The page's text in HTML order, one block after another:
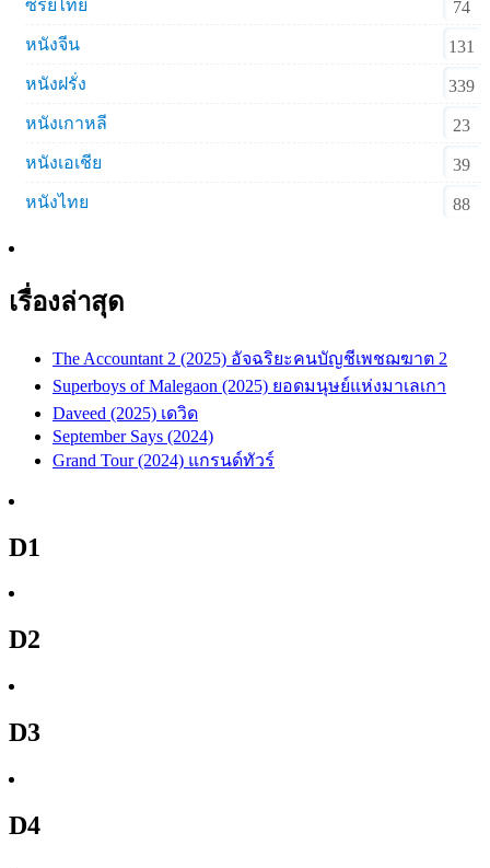
ซีรีย์ไทย
74
หนังจีน
131
หนังฝรั่ง
339
หนังเกาหลี
23
หนังเอเชีย
39
หนังไทย
88
เรื่องล่าสุด
The Accountant 2 (2025) อัจฉริยะคนบัญชีเพชฌฆาต 2
Superboys of Malegaon (2025) ยอดมนุษย์แห่งมาเลเกา
Daveed (2025) เดวิด
September Says (2024)
Grand Tour (2024) แกรนด์ทัวร์
D1
D2
D3
D4